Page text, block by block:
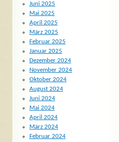
Juni 2025
Mai 2025
April 2025
März 2025
Februar 2025
Januar 2025
Dezember 2024
November 2024
Oktober 2024
August 2024
Juni 2024
Mai 2024
April 2024
März 2024
Februar 2024